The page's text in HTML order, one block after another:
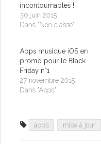
incontournables !
30 juin 2015
Dans "Non classé"
Apps musique iOS en
promo pour le Black
Friday n°1
27 novembre 2015
Dans "Apps"
apps mise à jour